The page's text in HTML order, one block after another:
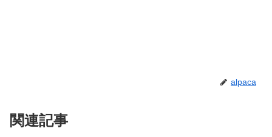
alpaca
関連記事